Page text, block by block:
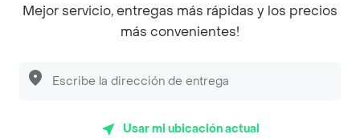
Facebook
Twitter
Instagram
©2026Rappi Inc. All rights reserved.
Mejor servicio, entregas más rápidas y los precios
más convenientes!
Usar mi ubicación actual